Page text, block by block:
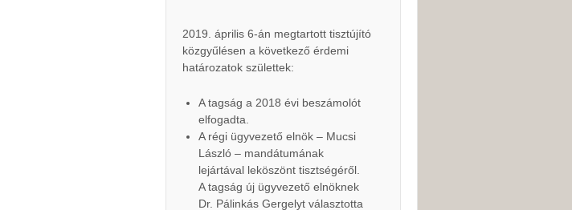
2019. április 6-án megtartott tisztújító
közgyűlésen a következő érdemi
határozatok születtek:
A tagság a 2018 évi beszámolót
elfogadta.
A régi ügyvezető elnök – Mucsi
László – mandátumának
lejártával leköszönt tisztségéről.
A tagság új ügyvezető elnöknek
Dr. Pálinkás Gergelyt választotta